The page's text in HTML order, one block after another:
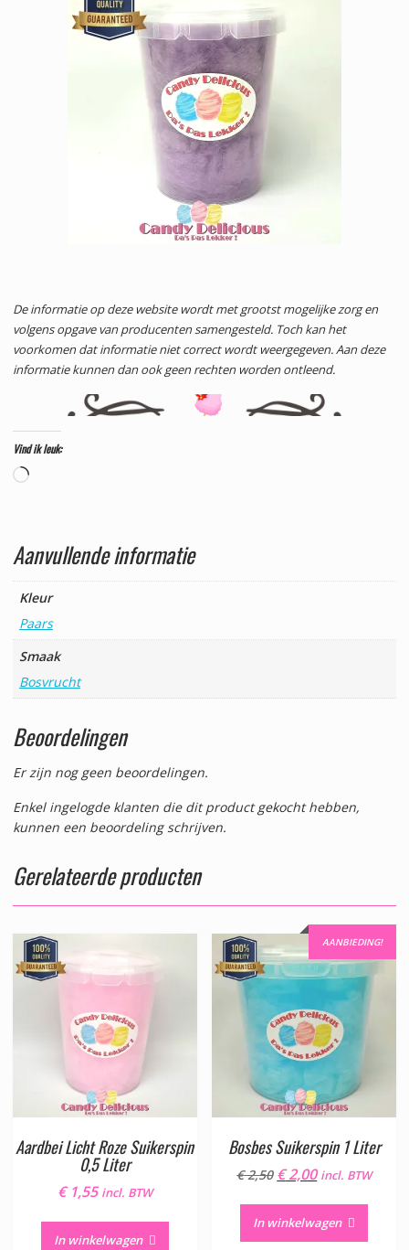
De informatie op deze website wordt met grootst mogelijke zorg en
volgens opgave van producenten samengesteld. Toch kan het
voorkomen dat informatie niet correct wordt weergegeven. Aan deze
informatie kunnen dan ook geen rechten worden ontleend.
Vind ik leuk:
Aan
Aanvullende informatie
Kleur
Paars
Smaak
Bosvrucht
Beoordelingen
Er zijn nog geen beoordelingen.
Enkel ingelogde klanten die dit product gekocht hebben,
kunnen een beoordeling schrijven.
Gerelateerde producten
Aardbei Licht Roze Suikerspin
0,5 Liter
€1,55 incl. BTW
In winkelwagen
AANBIEDING!
Bosbes Suikerspin 1 Liter
€2,50 Oorspronkelijke
was:
€ 2,50.
€2,00Huidige
€ 2,00.
incl. BTW
In winkelwagen